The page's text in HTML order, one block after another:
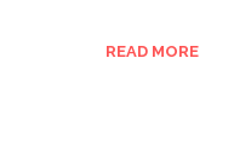
READ MORE